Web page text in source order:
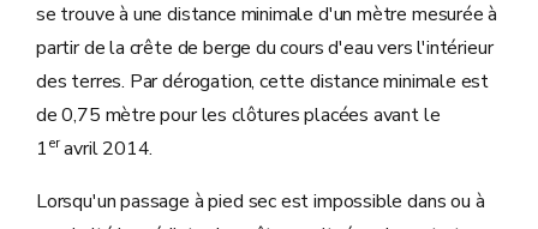
se trouve à une distance minimale d'un mètre mesurée à
partir de la crête de berge du cours d'eau vers l'intérieur
des terres. Par dérogation, cette distance minimale est
de 0,75 mètre pour les clôtures placées avant le
1eravril 2014.
Lorsqu'un passage à pied sec est impossible dans ou à